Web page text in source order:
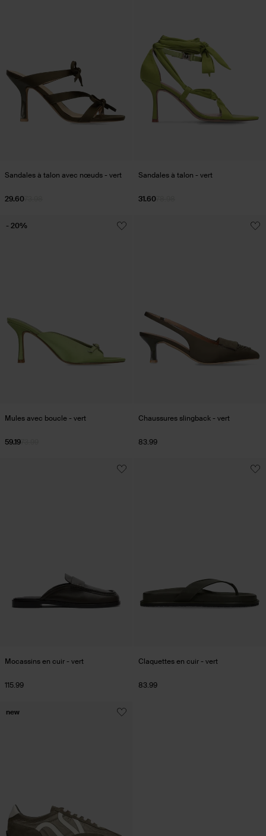
Sandales à talon avec nœuds - vert
29.60
Sandales à talon - vert
31.60
Mules avec boucle - vert
59.19
- 20%
Chaussures slingback - vert
83.99
Mocassins en cuir - vert
115.99
Claquettes en cuir - vert
83.99
new